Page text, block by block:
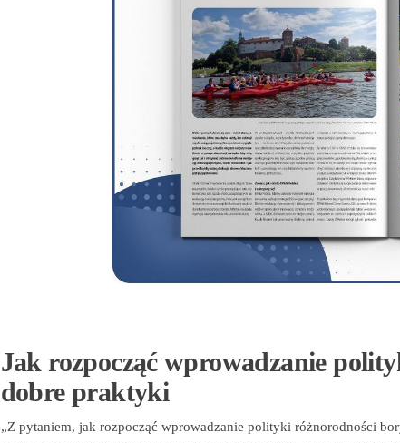
Jak rozpocząć wprowadzanie
dobre praktyki
„Z pytaniem, jak rozpocząć wprowadzanie polityki różnorodności